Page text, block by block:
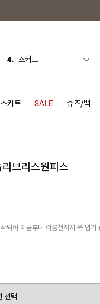
5. 반바지
7. 가디건
스커트 SALE 슈즈/백
브리스원피스
되어 지금부터 여름철까지 쭉 입기